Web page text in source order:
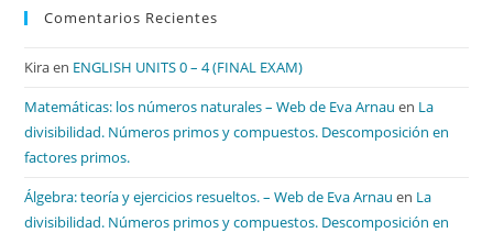
Comentarios Recientes
Kiraen ENGLISH UNITS 0 – 4 (FINAL EXAM)
Matemáticas: los números naturales – Web de Eva Arnau en La
divisibilidad. Números primos y compuestos. Descomposición en
factores primos.
Álgebra: teoría y ejercicios resueltos. – Web de Eva Arnau en La
divisibilidad. Números primos y compuestos. Descomposición en